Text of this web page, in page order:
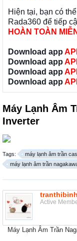
Hiện tại, bạn có
Rada360 để tiếp
HOÀN TOÀN
Download app
Download app
Download app
Download app
Máy Lạnh Âm
Inverter
Tags:
máy lạnh âm trần
máy lạnh âm trần
tranthibinh
Active
Máy Lạnh Âm Trần